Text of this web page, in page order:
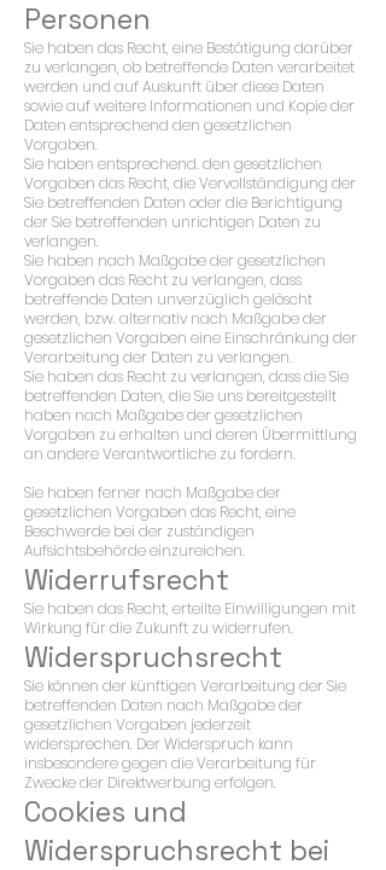
Personen
Sie haben das Recht, eine Bestätigung darüber
zu verlangen, ob betreffende Daten verarbeitet
werden und auf Auskunft über diese Daten
sowie auf weitere Informationen und Kopie der
Daten entsprechend den gesetzlichen
Vorgaben.
Sie haben entsprechend. den gesetzlichen
Vorgaben das Recht, die Vervollständigung der
Sie betreffenden Daten oder die Berichtigung
der Sie betreffenden unrichtigen Daten zu
verlangen.
Sie haben nach Maßgabe der gesetzlichen
Vorgaben das Recht zu verlangen, dass
betreffende Daten unverzüglich gelöscht
werden, bzw. alternativ nach Maßgabe der
gesetzlichen Vorgaben eine Einschränkung der
Verarbeitung der Daten zu verlangen.
Sie haben das Recht zu verlangen, dass die Sie
betreffenden Daten, die Sie uns bereitgestellt
haben nach Maßgabe der gesetzlichen
Vorgaben zu erhalten und deren Übermittlung
an andere Verantwortliche zu fordern.
Sie haben ferner nach Maßgabe der
gesetzlichen Vorgaben das Recht, eine
Beschwerde bei der zuständigen
Aufsichtsbehörde einzureichen.
Widerrufsrecht
Sie haben das Recht, erteilte Einwilligungen mit
Wirkung für die Zukunft zu widerrufen.
Widerspruchsrecht
Sie können der künftigen Verarbeitung der Sie
betreffenden Daten nach Maßgabe der
gesetzlichen Vorgaben jederzeit
widersprechen. Der Widerspruch kann
insbesondere gegen die Verarbeitung für
Zwecke der Direktwerbung erfolgen.
Cookies und
Widerspruchsrecht bei